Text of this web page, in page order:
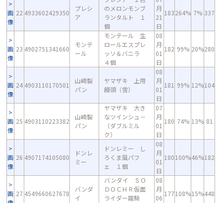
画
像
22 4933602429350
プレシ
ア
のメロンモンブ
ランタルト １
個
月
21
日
183264% 7% 337
画
像
23 4902751341660
モンテ
ール
モンテール 生
ロールエスプレ
ッソ＆バニラ
４個
08
月
01
日
182 99% 20%280
画
像
24 4903110170501
山崎製
パン
ヤマザキ 上用
饅頭（雪）
08
月
01
日
181 99% 12%104
画
像
25 4903110223382
山崎製
パン
ヤマザキ 大き
なツインシュ－
（ダブルミル
ク）
07
月
01
日
180 74% 13% 81
画
像
26 4907174105080
ドンレ
ミー
ドンレミー し
ろくま風パフ
ェ １個
08
月
01
日
180100%46%182
画 27 4549660627678
バンダ
イ
バンダイ ＳＯ
ＤＯＣＨＲ仮面
ライダー龍騎
08
月
06
177108%15%448